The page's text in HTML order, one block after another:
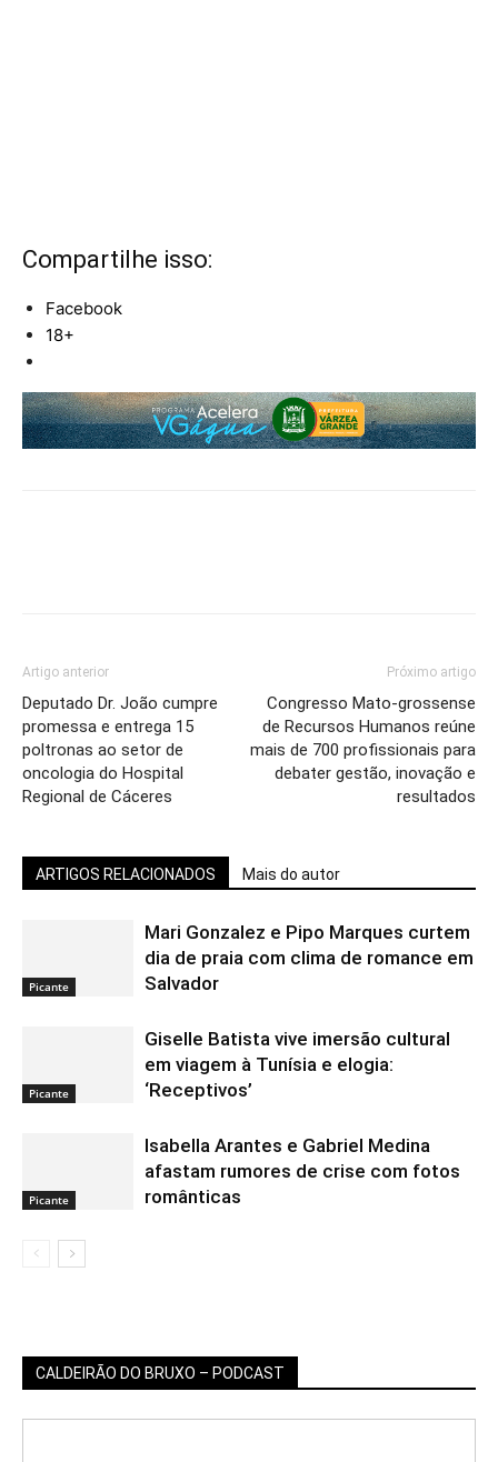
Compartilhe isso:
Facebook
18+
Artigo anterior
Deputado Dr. João cumpre
promessa e entrega 15
poltronas ao setor de
oncologia do Hospital
Regional de Cáceres
Próximo artigo
Congresso Mato-grossense
de Recursos Humanos reúne
mais de 700 profissionais para
debater gestão, inovação e
resultados
ARTIGOS RELACIONADOS Mais do autor
Picante
Mari Gonzalez e Pipo Marques curtem
dia de praia com clima de romance em
Salvador
Picante
Giselle Batista vive imersão cultural
em viagem à Tunísia e elogia:
‘Receptivos’
Picante
Isabella Arantes e Gabriel Medina
afastam rumores de crise com fotos
românticas
CALDEIRÃO DO BRUXO – PODCAST